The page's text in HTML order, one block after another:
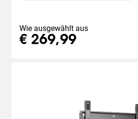
Wie ausgewählt aus
€ 269,99